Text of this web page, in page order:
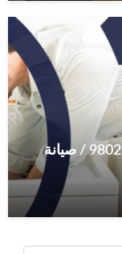
فني تصليح غسالات العمرية / 98025055 / صيانة